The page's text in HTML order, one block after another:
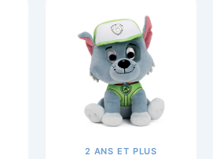
2 ANS ET PLUS